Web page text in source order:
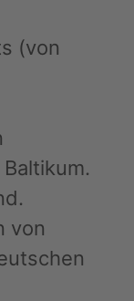
(von
von